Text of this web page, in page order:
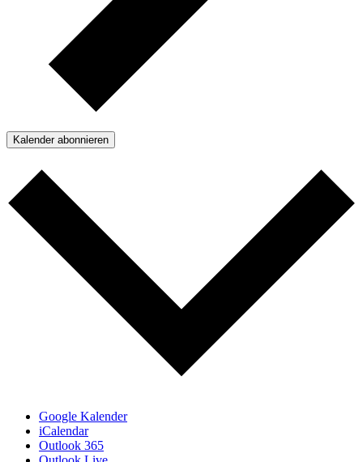
Kalender abonnieren
Google Kalender
iCalendar
Outlook 365